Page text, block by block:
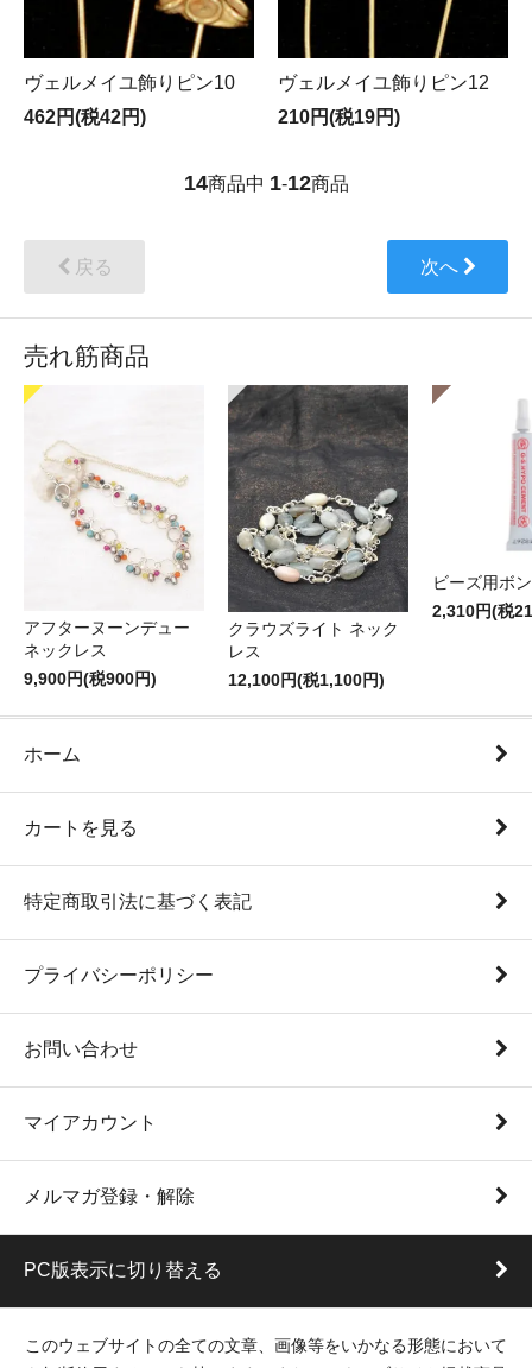
ヴェルメイユ飾りピン10
462円(税42円)
ヴェルメイユ飾りピン12
210円(税19円)
14商品中 1-12商品
戻る 次へ
売れ筋商品
アフターヌーンデュー
ネックレス
9,900円(税900円)
クラウズライト ネック
レス
12,100円(税1,100円)
ビーズ用ボ
2,310円(税
ホーム
カートを見る
特定商取引法に基づく表記
プライバシーポリシー
お問い合わせ
マイアカウント
メルマガ登録・解除
PC版表示に切り替える
このウェブサイトの全ての文章、画像等をいかなる形態において